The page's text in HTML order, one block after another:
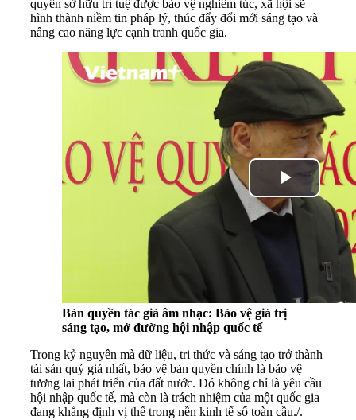
quyền sở hữu trí tuệ được bảo vệ nghiêm túc, xã hội sẽ
hình thành niềm tin pháp lý, thúc đẩy đổi mới sáng tạo và
nâng cao năng lực cạnh tranh quốc gia.
Bản quyền tác giả âm nhạc: Bảo vệ giá trị
sáng tạo, mở đường hội nhập quốc tế
Trong kỷ nguyên mà dữ liệu, tri thức và sáng tạo trở thành
tài sản quý giá nhất, bảo vệ bản quyền chính là bảo vệ
tương lai phát triển của đất nước. Đó không chỉ là yêu cầu
hội nhập quốc tế, mà còn là trách nhiệm của một quốc gia
đang khẳng định vị thế trong nền kinh tế số toàn cầu./.